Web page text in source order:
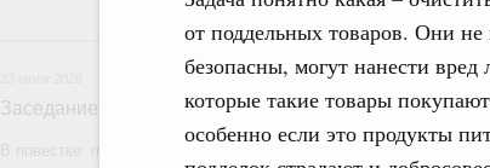
от поддельных товаров. Они не
безопасны, могут нанести вред
которые такие товары
особенно если это продукты
23 июля, четверг
Заседание Правительства (2026 год, №25)